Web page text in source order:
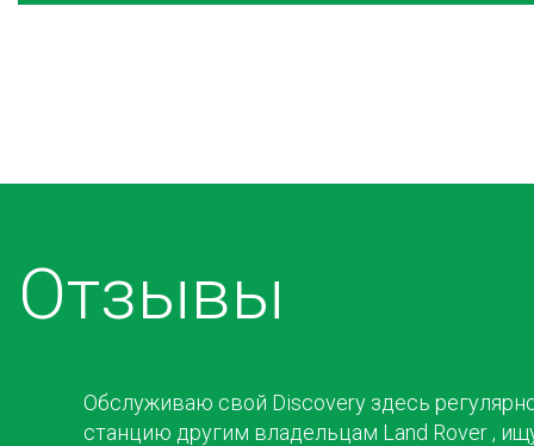
Отзывы
Обслуживаю свой Discovery здесь
станцию другим владельцам Land Rover ,